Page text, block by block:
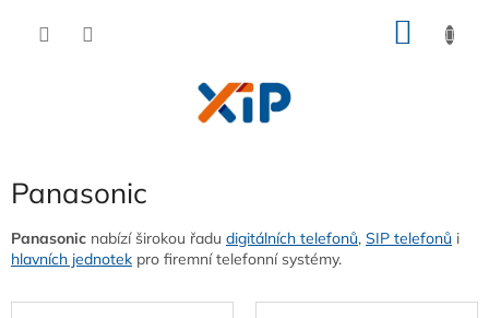
Panasonic
Panasonic nabízí širokou řadu digitálních telefonů, SIP telefonů i
hlavních jednotek pro firemní telefonní systémy.